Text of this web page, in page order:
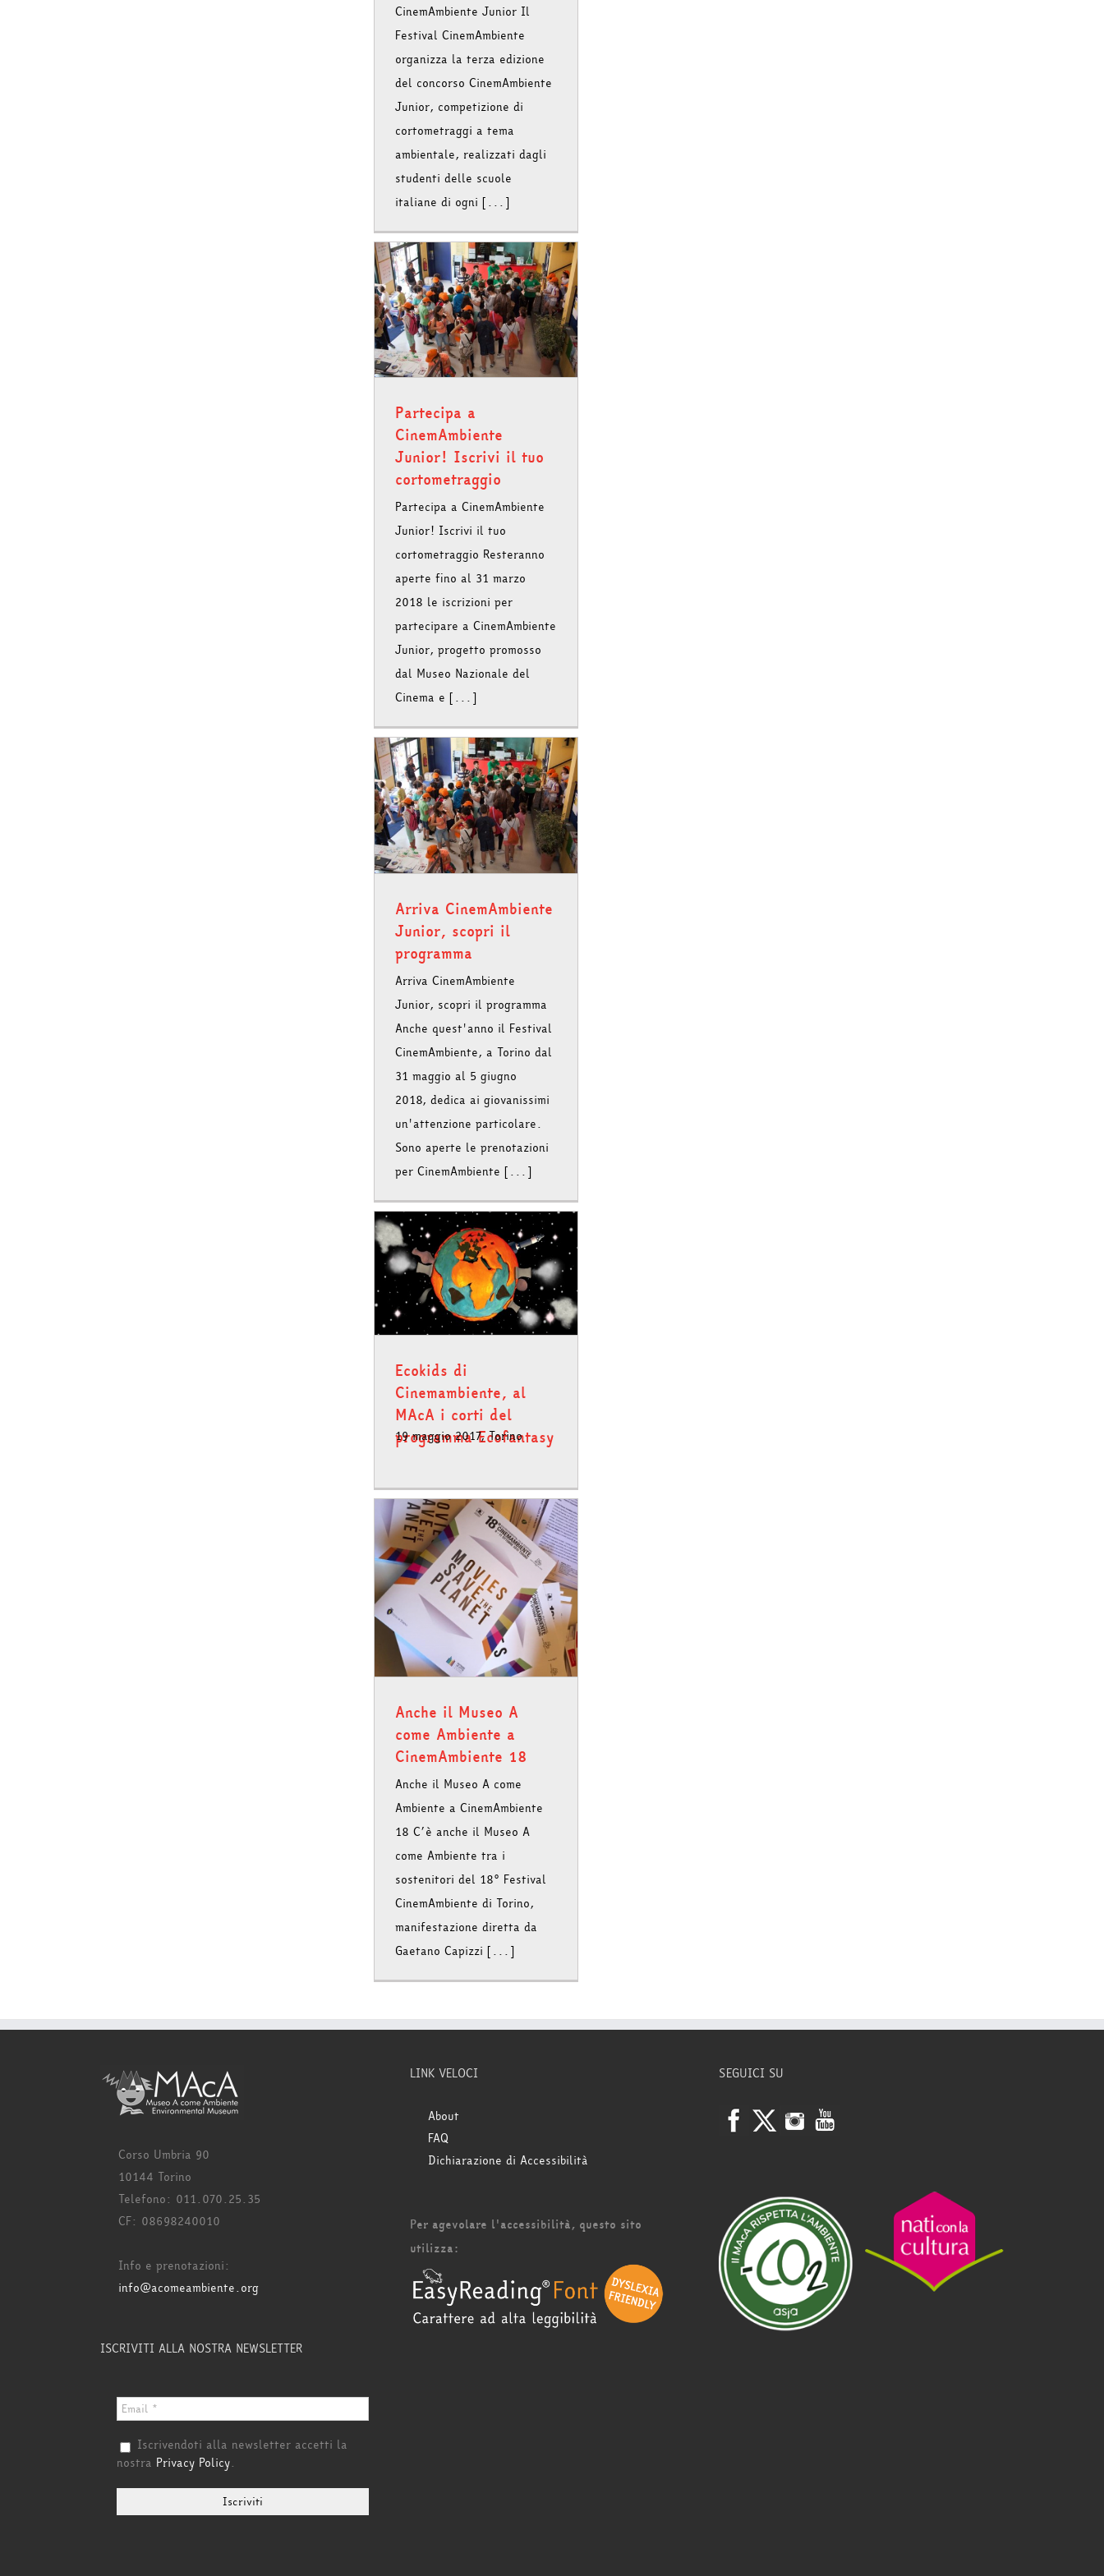
CinemAmbiente Junior Il
Festival CinemAmbiente
organizza la terza edizione
del concorso CinemAmbiente
Junior, competizione di
cortometraggi a tema
ambientale, realizzati dagli
studenti delle scuole
italiane di ogni [...]
Partecipa a
CinemAmbiente
Junior! Iscrivi il tuo
cortometraggio
Partecipa a CinemAmbiente
Junior! Iscrivi il tuo
cortometraggio Resteranno
aperte fino al 31 marzo
2018 le iscrizioni per
partecipare a CinemAmbiente
Junior, progetto promosso
dal Museo Nazionale del
Cinema e [...]
Arriva CinemAmbiente
Junior, scopri il
programma
Arriva CinemAmbiente
Junior, scopri il programma
Anche quest'anno il Festival
CinemAmbiente, a Torino dal
31 maggio al 5 giugno
2018, dedica ai giovanissimi
un'attenzione particolare.
Sono aperte le prenotazioni
per CinemAmbiente [...]
Ecokids di
Cinemambiente, al
MAcA i corti del
programma Ecofantasy
19 maggio 2017, Torino
Anche il Museo A
come Ambiente a
CinemAmbiente 18
Anche il Museo A come
Ambiente a CinemAmbiente
18 C’è anche il Museo A
come Ambiente tra i
sostenitori del 18° Festival
CinemAmbiente di Torino,
manifestazione diretta da
Gaetano Capizzi [...]
Corso Umbria 90
10144 Torino
Telefono: 011.070.25.35
CF: 08698240010
Info e prenotazioni:
info@acomeambiente.org
ISCRIVITI ALLA NOSTRA NEWSLETTER
Iscrivendoti alla newsletter accetti la
nostra Privacy Policy.
LINK VELOCI
About
FAQ
Dichiarazione di Accessibilità
Per agevolare l'accessibilità, questo sito
utilizza:
SEGUICI SU